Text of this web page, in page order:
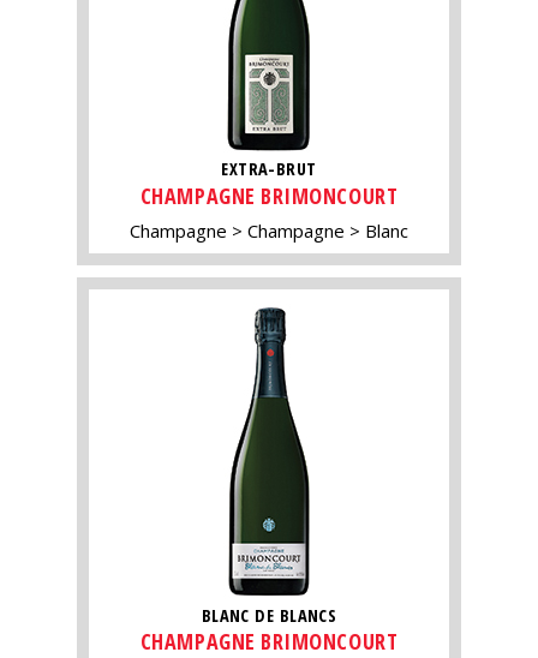
EXTRA-BRUT
CHAMPAGNE BRIMONCOURT
Champagne Champagne Blanc
BLANC DE BLANCS
CHAMPAGNE BRIMONCOURT